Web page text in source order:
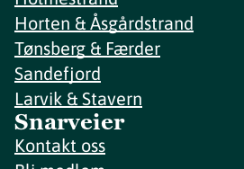
Horten & Åsgårdstrand
Tønsberg & Færder
Sandefjord
Larvik & Stavern
Snarveier
Kontakt oss